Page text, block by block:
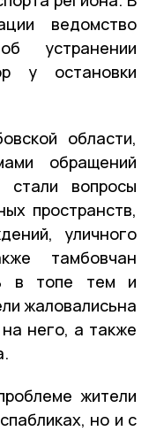
ведомство
устранении
у остановки
области,
обращений
вопросы
пространств,
уличного
тамбовчан
в топе тем и
жаловалисьна
него, а также
жители
но и с